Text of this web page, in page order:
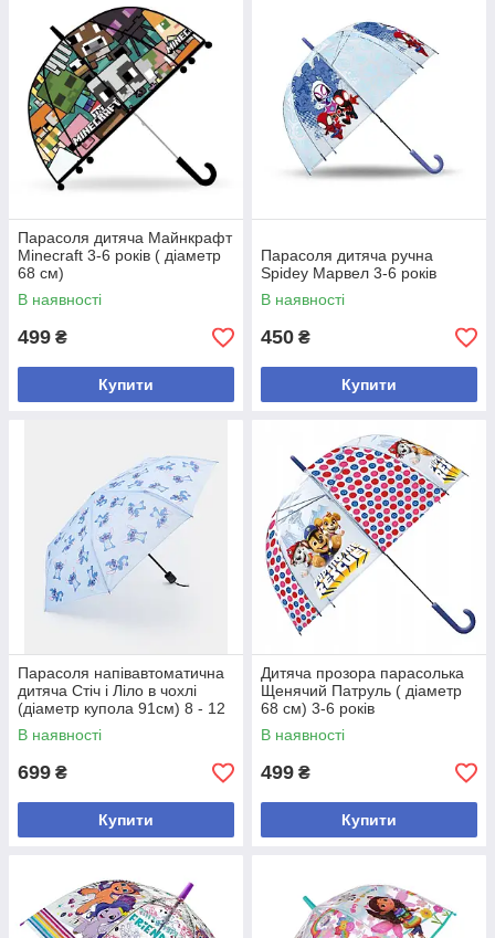
Парасоля дитяча Майнкрафт
Minecraft 3-6 років ( діаметр
68 см)
В наявності
499 ₴
Купити
Парасоля дитяча ручна
Spidey Марвел 3-6 років
В наявності
450 ₴
Купити
Парасоля напівавтоматична
дитяча Стіч і Ліло в чохлі
(діаметр купола 91см) 8 - 12
років
В наявності
699 ₴
Купити
Дитяча прозора парасолька
Щенячий Патруль ( діаметр
68 см) 3-6 років
В наявності
499 ₴
Купити